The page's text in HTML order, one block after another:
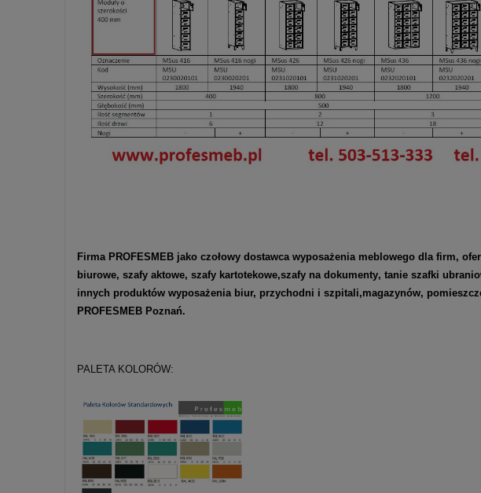
Firma PROFESMEB jako czołowy dostawca wyposażenia meblowego dla firm,
biurowe, szafy aktowe, szafy kartotekowe,szafy na dokumenty, tanie szafki
innych produktów wyposażenia biur, przychodni i szpitali,magazynów,
PROFESMEB Poznań.
PALETA KOLORÓW: